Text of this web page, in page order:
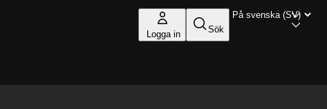
Logga in Sök